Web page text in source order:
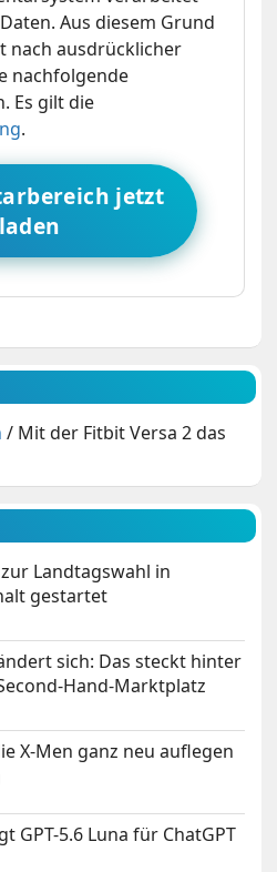
Aus diesem Grund
nach ausdrücklicher
nachfolgende
Es gilt die
.
jetzt
laden
/ Mit der Fitbit Versa 2 das
Landtagswahl in
gestartet
sich: Das steckt hinter
Hand-Marktplatz
X-Men ganz neu auflegen
GPT-5.6 Luna für ChatGPT